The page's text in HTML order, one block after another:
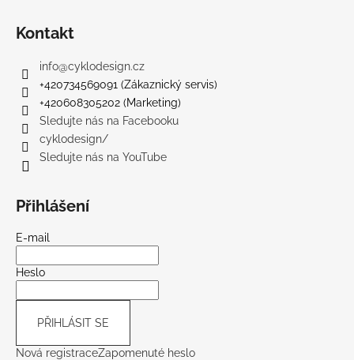
Kontakt
info@cyklodesign.cz
+420734569091 (Zákaznický servis)
+420608305202 (Marketing)
Sledujte nás na Facebooku
cyklodesign/
Sledujte nás na YouTube
Přihlášení
E-mail
Heslo
PŘIHLÁSIT SE
Nová registraceZapomenuté heslo